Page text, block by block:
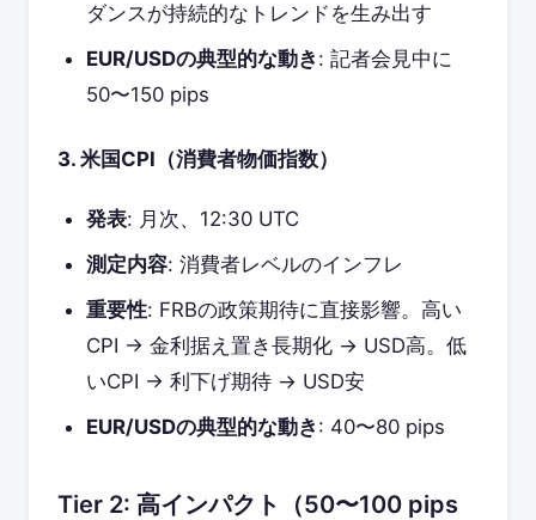
ダンスが持続的なトレンドを生み出す
EUR/USDの典型的な動き : 記者会見中に
50〜150 pips
3. 米国CPI（消費者物価指数）
発表: 月次、12:30 UTC
測定内容: 消費者レベルのインフレ
重要性: FRBの政策期待に直接影響。高い
CPI → 金利据え置き長期化 → USD高。低
いCPI → 利下げ期待 → USD安
EUR/USDの典型的な動き : 40〜80 pips
Tier 2: 高インパクト（50〜100 pips